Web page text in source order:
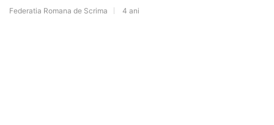
Federatia Romana de Scrima 4 ani